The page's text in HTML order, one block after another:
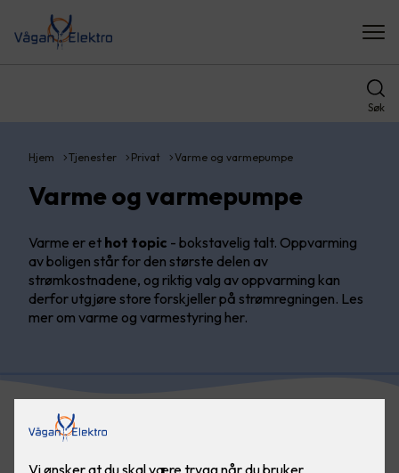
Søk
Hjem Tjenester Privat Varme og varmepumpe
Varme og varmepumpe
Varme er et hot topic - bokstavelig talt. Oppvarming
av boligen står for den største delen av
strømkostnadene, og riktig valg av oppvarming kan
derfor utgjøre store forskjeller på strømregningen. Les
mer om varme og varmestyring her.